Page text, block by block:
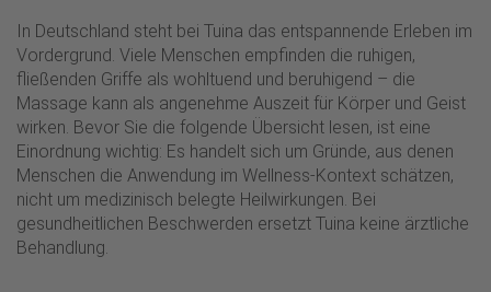
In Deutschland steht bei Tuina das entspannende Erleben im
Vordergrund. Viele Menschen empfinden die ruhigen,
fließenden Griffe als wohltuend und beruhigend – die
Massage kann als angenehme Auszeit für Körper und Geist
wirken. Bevor Sie die folgende Übersicht lesen, ist eine
Einordnung wichtig: Es handelt sich um Gründe, aus denen
Menschen die Anwendung im Wellness-Kontext schätzen,
nicht um medizinisch belegte Heilwirkungen. Bei
gesundheitlichen Beschwerden ersetzt Tuina keine ärztliche
Behandlung.